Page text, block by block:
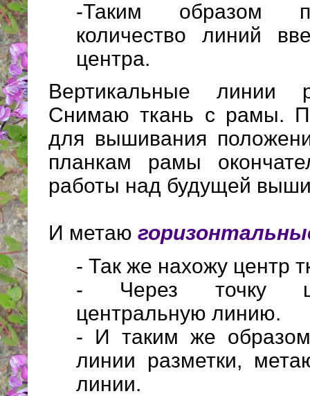
-Таким образом
количество линий
центра.
Вертикальные линии
Снимаю ткань с рамы.
для вышивания
планкам рамы
работы над будущей
И метаю
- Так же нахожу центр
- Через точку
центральную линию.
- И таким же
линии разметки,
линии.